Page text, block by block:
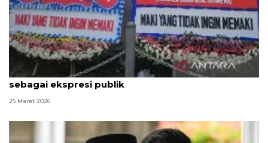
KPK nilai spanduk dan karangan bunga dari MAKI
sebagai ekspresi publik
25 Maret 2026